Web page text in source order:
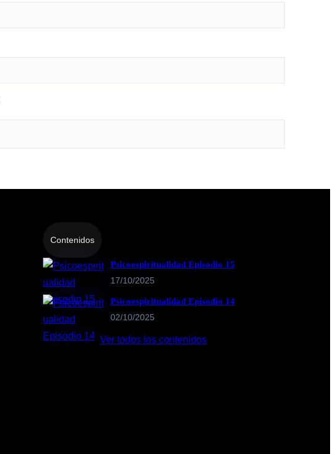
Contenidos
Psicoespiritualidad Episodio 15
17/10/2025
Psicoespiritualidad Episodio 14
02/10/2025
Ver todos los contenidos